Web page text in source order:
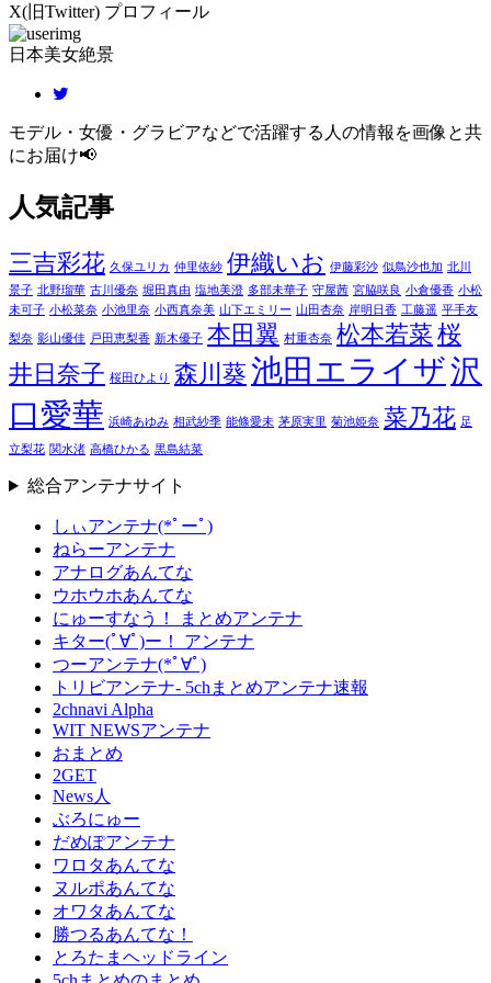
X(旧Twitter) プロフィール
日本美女絶景
モデル・女優・グラビアなどで活躍する人の情報を画像と共
にお届け📢
人気記事
三吉彩花 久保ユリカ 仲里依紗 伊織いお 伊藤彩沙 似鳥沙也加 北川
景子 北野瑠華 古川優奈 堀田真由 塩地美澄 多部未華子 守屋茜 宮脇咲良 小倉優香 小松
未可子 小松菜奈 小池里奈 小西真奈美 山下エミリー 山田杏奈 岸明日香 工藤遥 平手友
梨奈 影山優佳 戸田恵梨香 新木優子 本田翼 村重杏奈 松本若菜 桜
井日奈子 桜田ひより 森川葵 池田エライザ沢
口愛華 浜崎あゆみ 相武紗季 能條愛未 茅原実里 菊池姫奈 菜乃花 足
立梨花 関水渚 高橋ひかる 黒島結菜
総合アンテナサイト
しぃアンテナ(*ﾟーﾟ)
ねらーアンテナ
アナログあんてな
ウホウホあんてな
にゅーすなう！ まとめアンテナ
キター(ﾟ∀ﾟ)ー！ アンテナ
つーアンテナ(*ﾟ∀ﾟ)
トリビアンテナ- 5chまとめアンテナ速報
2chnavi Alpha
WIT NEWSアンテナ
おまとめ
2GET
News人
ぶろにゅー
だめぽアンテナ
ワロタあんてな
ヌルポあんてな
オワタあんてな
勝つるあんてな！
とろたまヘッドライン